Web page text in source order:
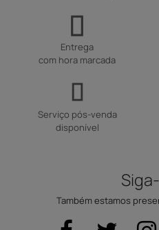
Entrega
com hora marcada
Serviço pós-venda
disponível
Também estamos